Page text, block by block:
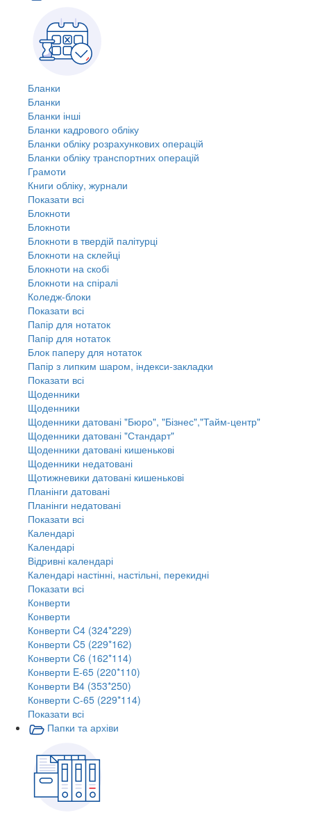
Бланки
Бланки
Бланки інші
Бланки кадрового обліку
Бланки обліку розрахункових операцій
Бланки обліку транспортних операцій
Грамоти
Книги обліку, журнали
Показати всі
Блокноти
Блокноти
Блокноти в твердій палітурці
Блокноти на склейці
Блокноти на скобі
Блокноти на спіралі
Коледж-блоки
Показати всі
Папір для нотаток
Папір для нотаток
Блок паперу для нотаток
Папір з липким шаром, індекси-закладки
Показати всі
Щоденники
Щоденники
Щоденники датовані "Бюро", "Бізнес","Тайм-центр"
Щоденники датовані "Стандарт"
Щоденники датовані кишенькові
Щоденники недатовані
Щотижневики датовані кишенькові
Планінги датовані
Планінги недатовані
Показати всі
Календарі
Календарі
Відривні календарі
Календарі настінні, настільні, перекидні
Показати всі
Конверти
Конверти
Конверти C4 (324*229)
Конверти C5 (229*162)
Конверти C6 (162*114)
Конверти E-65 (220*110)
Конверти В4 (353*250)
Конверти С-65 (229*114)
Показати всі
Папки та архіви